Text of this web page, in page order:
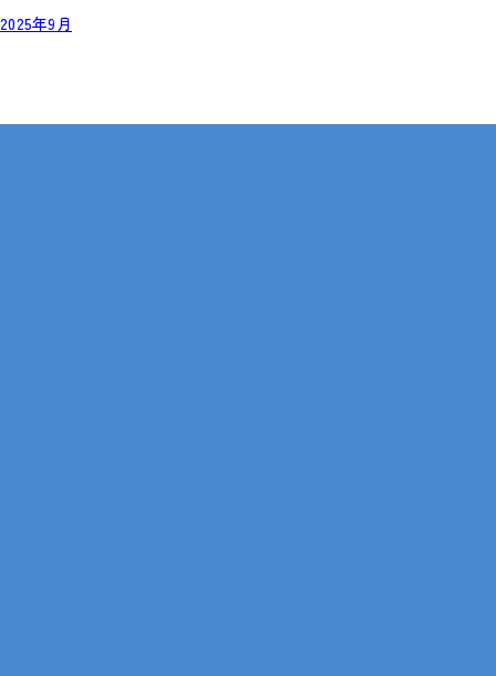
2025年9月